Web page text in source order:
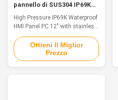
pannello di SUS304 IP69K
HMI pc del pannello di
acciaio inossidabile
High Pressure IP69K Waterproof
HMI Panel PC 12" with stainless
steel 304 Feature The inox PC is
particularly suitable for
applications in food & beverage,
chemical and pharmaceutical
Ottieni Il Miglior
Prezzo